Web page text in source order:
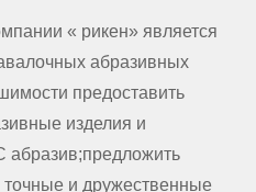
« рикен» является
абразивных
предоставить
изделия и
абразив;предложить
и дружественные